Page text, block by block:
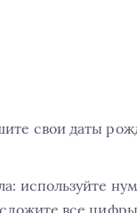
свои даты
используйте
все